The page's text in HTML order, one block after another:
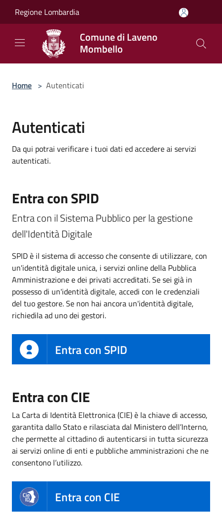
Regione Lombardia
Comune di Laveno
Mombello
Home > Autenticati
Autenticati
Da qui potrai verificare i tuoi dati ed accedere ai servizi
autenticati.
Entra con SPID
Entra con il Sistema Pubblico per la gestione
dell'Identità Digitale
SPID è il sistema di accesso che consente di utilizzare, con
un'identità digitale unica, i servizi online della Pubblica
Amministrazione e dei privati accreditati. Se sei già in
possesso di un'identità digitale, accedi con le credenziali
del tuo gestore. Se non hai ancora un'identità digitale,
richiedila ad uno dei gestori.
Entra con SPID
Entra con CIE
La Carta di Identità Elettronica (CIE) è la chiave di accesso,
garantita dallo Stato e rilasciata dal Ministero dell’Interno,
che permette al cittadino di autenticarsi in tutta sicurezza
ai servizi online di enti e pubbliche amministrazioni che ne
consentono l’utilizzo.
Entra con CIE